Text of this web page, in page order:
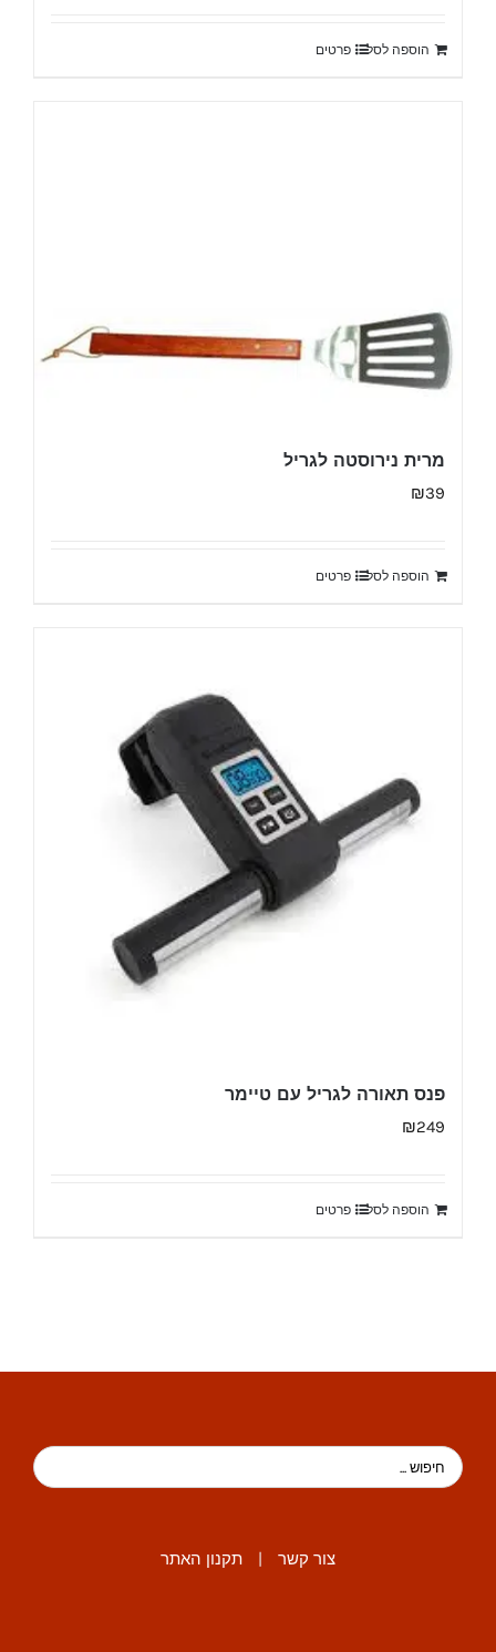
הוספה לסל פרטים
מרית נירוסטה לגריל
₪39
הוספה לסל פרטים
פנס תאורה לגריל עם טיימר
₪249
הוספה לסל פרטים
צור קשר | תקנון האתר